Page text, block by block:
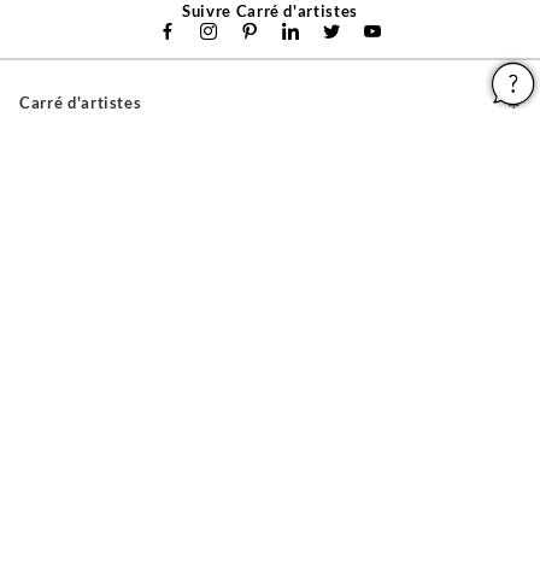
Suivre Carré d'artistes
Carré d'artistes